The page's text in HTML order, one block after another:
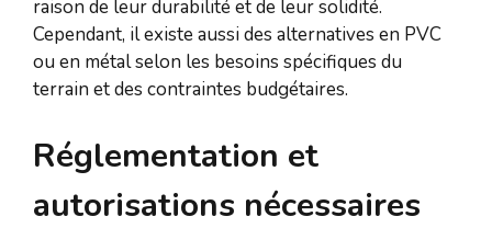
raison de leur durabilité et de leur solidité.
Cependant, il existe aussi des alternatives en PVC
ou en métal selon les besoins spécifiques du
terrain et des contraintes budgétaires.
Réglementation et
autorisations nécessaires